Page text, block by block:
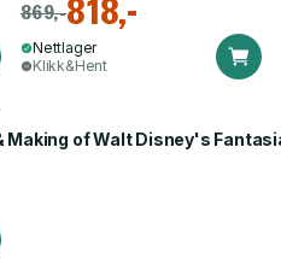
869,-818,-
Nettlager
Klikk&Hent
Making of Walt Disney's